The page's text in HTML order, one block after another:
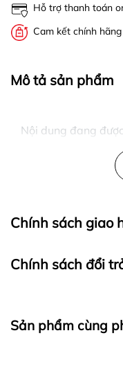
Hỗ trợ thanh toán
Cam kết chính hãng
Mô tả sản phẩm
Nội dung đang
Chính sách giao
Chính sách đổi
Sản phẩm cùng